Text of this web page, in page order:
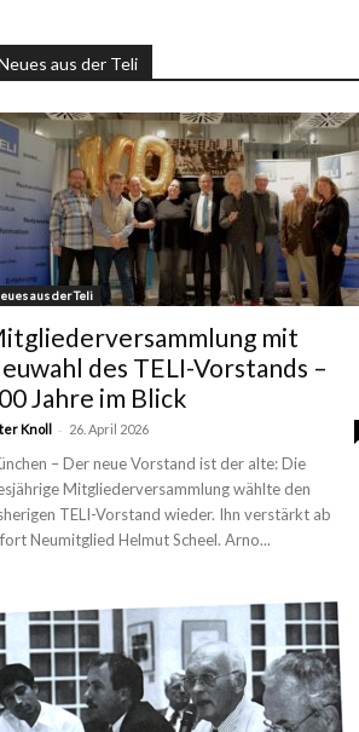
aus der Teli
aus der Teli
mit
des TELI-Vorstands –
Jahre im Blick
Knoll - 26. April 2026
– Der neue Vorstand ist der alte: Die
Mitgliederversammlung wählte den
TELI-Vorstand wieder. Ihn verstärkt ab
Neumitglied Helmut Scheel. Arno...